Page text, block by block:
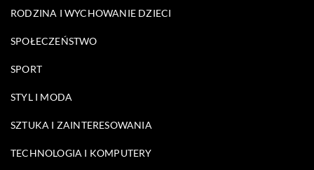
RODZINA I WYCHOWANIE DZIECI
SPOŁECZEŃSTWO
SPORT
STYL I MODA
SZTUKA I ZAINTERESOWANIA
TECHNOLOGIA I KOMPUTERY